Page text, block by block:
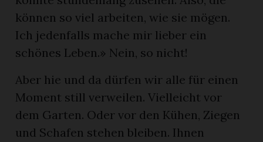
können so viel arbeiten, wie sie mögen.
Ich jedenfalls mache mir lieber ein
schönes Leben.» Nein, so nicht!
Aber hie und da dürfen wir alle für einen
Moment still verweilen. Vielleicht vor
dem Garten. Oder vor den Kühen, Ziegen
und Schafen stehen bleiben. Ihnen